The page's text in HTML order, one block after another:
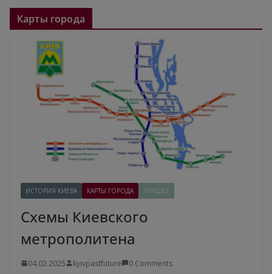
Карты города
ИСТОРИЯ КИЕВА КАРТЫ ГОРОДА ЛУЧШЕЕ
Схемы Киевского
метрополитена
04.02.2025 kyivpastfuture 0 Comments